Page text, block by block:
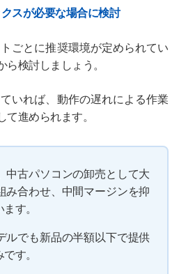
スが必要な場合に検討
ごとに推奨環境が定められてい
検討しましょう。
いれば、動作の遅れによる作業
進められます。
中古パソコンの卸売として大
み合わせ、中間マージンを抑
す。
ルでも新品の半額以下で提供
す。